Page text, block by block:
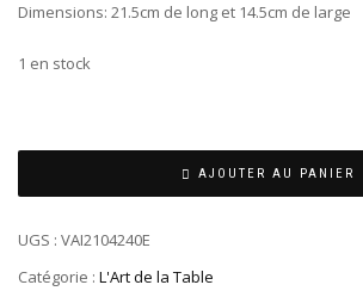
Dimensions: 21.5cm de long et 14.5cm de large
1 en stock
AJOUTER AU PANIER
UGS : VAI2104240E
Catégorie : L'Art de la Table